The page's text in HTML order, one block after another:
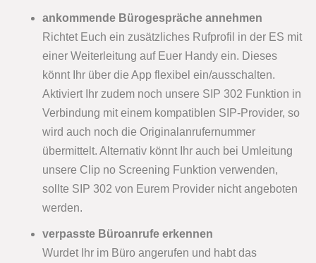
ankommende Bürogespräche annehmen
Richtet Euch ein zusätzliches Rufprofil in der ES mit
einer Weiterleitung auf Euer Handy ein. Dieses
könnt Ihr über die App flexibel ein/ausschalten.
Aktiviert Ihr zudem noch unsere SIP 302 Funktion in
Verbindung mit einem kompatiblen SIP-Provider, so
wird auch noch die Originalanrufernummer
übermittelt. Alternativ könnt Ihr auch bei Umleitung
unsere Clip no Screening Funktion verwenden,
sollte SIP 302 von Eurem Provider nicht angeboten
werden.
verpasste Büroanrufe erkennen
Wurdet Ihr im Büro angerufen und habt das